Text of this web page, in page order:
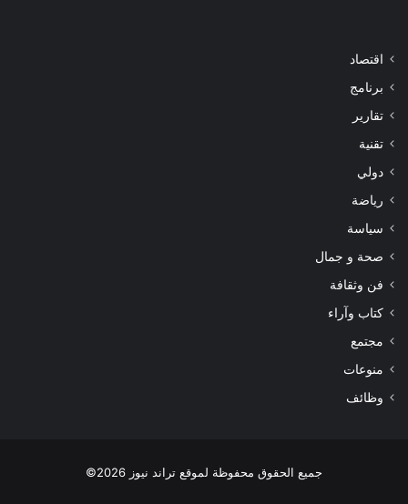
اقتصاد
برنامج
تقارير
تقنية
دولي
رياضة
سياسة
صحة و جمال
فن وثقافة
كتاب وآراء
مجتمع
منوعات
وظائف
جميع الحقوق محفوظة لموقع تراند نيوز 2026©